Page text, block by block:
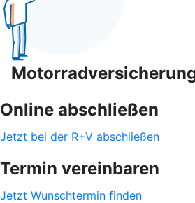
Online abschließen
Jetzt bei der R+V abschließen
Termin vereinbaren
Jetzt Wunschtermin finden